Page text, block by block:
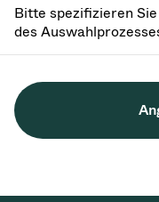
Bitte spezifizieren
des